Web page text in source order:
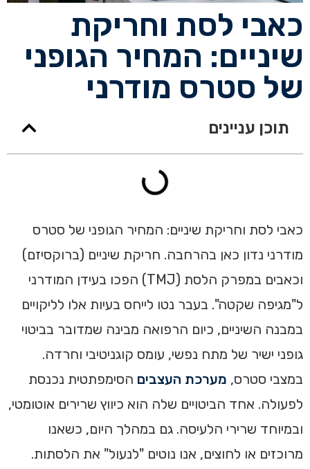
כאבי לסת וחריקת
שיניים: המחיר הגופני
של סטרס מודרני
תוכן עניינים
כאבי לסת וחריקת שיניים: המחיר הגופני של סטרס
מודרני נדון כאן בהרחבה. חריקת שיניים (ברוקסיזם)
וכאבים במפרק הלסת (TMJ) הפכו בעידן המודרני
ל"מגיפה שקטה". בעבר נטו לייחס בעיות אלו לליקויים
במבנה השיניים, כיום הרפואה מבינה שמדובר בביטוי
גופני ישיר של מתח נפשי, עומס קוגניטיבי וחרדה.
במצבי סטרס, מערכת העצבים הסימפתטית נכנסת
לפעולה. אחד הביטויים שלה הוא כיווץ שרירים אוטומטי,
ובמיוחד שרירי הלעיסה. גם במהלך היום, כשאנו
מרוכזים או לחוצים, אנו נוטים "לנעול" את הלסתות.